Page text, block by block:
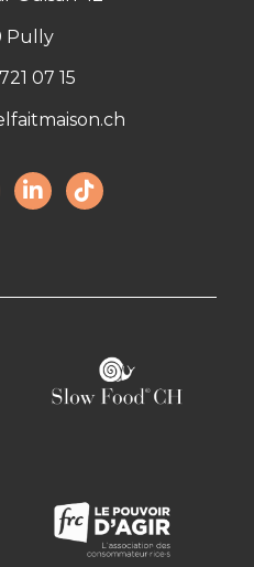
Pully
07 15